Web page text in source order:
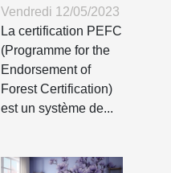
sur la
certification
PEFC
Vendredi 12/05/2023
La certification PEFC
(Programme for the
Endorsement of
Forest Certification)
est un système de...